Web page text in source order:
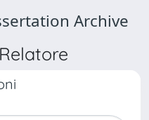
Archive